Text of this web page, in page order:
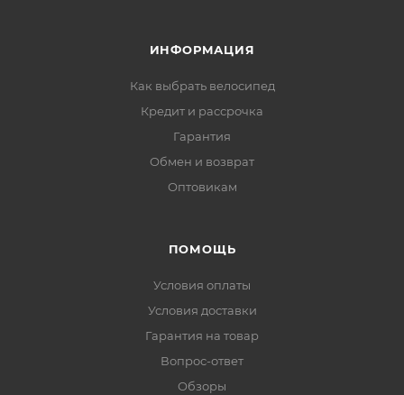
ИНФОРМАЦИЯ
Как выбрать велосипед
Кредит и рассрочка
Гарантия
Обмен и возврат
Оптовикам
ПОМОЩЬ
Условия оплаты
Условия доставки
Гарантия на товар
Вопрос-ответ
Обзоры